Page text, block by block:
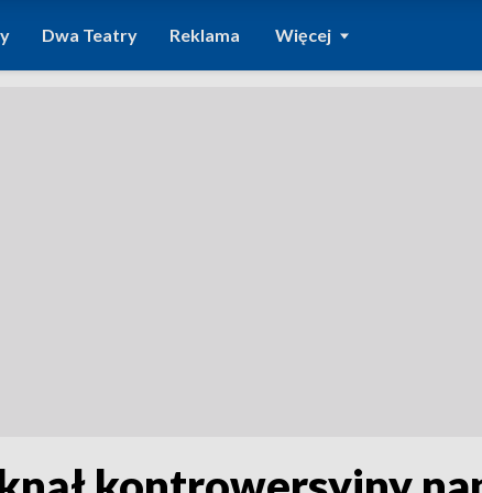
Dwa Teatry Reklama Więcej